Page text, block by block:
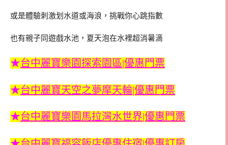
或是體驗刺激划水道或海浪，挑戰你心跳指數
也有親子同遊戲水池，夏天泡在水裡超消暑滴
★台中麗寶樂園探索園區|優惠門票
★台中麗寶天空之夢摩天輪|優惠門票
★台中麗寶樂園馬拉灣水世界|優惠門票